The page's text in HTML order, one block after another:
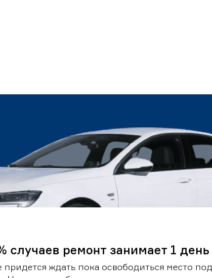
случаев ремонт занимает 1 день
придется ждать пока освободиться место под